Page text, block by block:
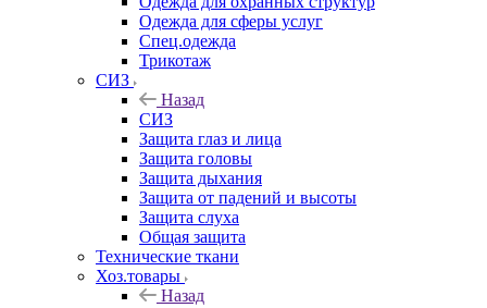
Одежда для сферы услуг
Спец.одежда
Трикотаж
СИЗ
Назад
СИЗ
Защита глаз и лица
Защита головы
Защита дыхания
Защита от падений и высоты
Защита слуха
Общая защита
Технические ткани
Хоз.товары
Назад